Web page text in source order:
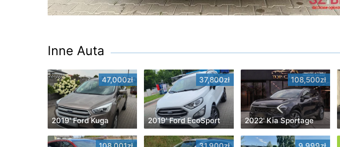
Inne Auta
47,000zł
2019' Ford Kuga
37,800zł
2019' Ford EcoSport
108,500zł
2022' Kia Sportage